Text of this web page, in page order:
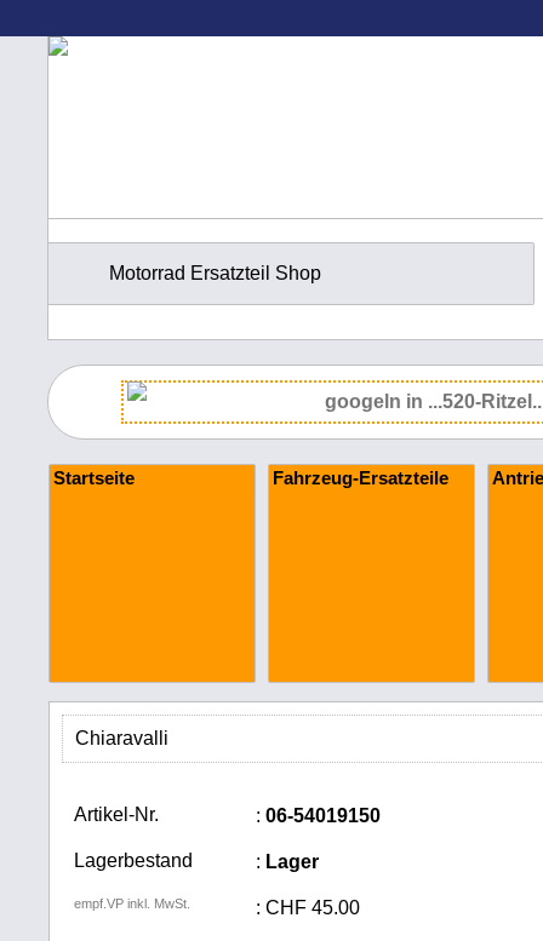
Motorrad Ersatzteil Shop
Startseite Fahrzeug-Ersatzteile
Chiaravalli
Artikel-Nr. : 06-54019150
Lagerbestand : Lager
empf.VP inkl. MwSt. : CHF 45.00